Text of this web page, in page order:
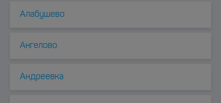
Алабушево
Ангелово
Андреевка